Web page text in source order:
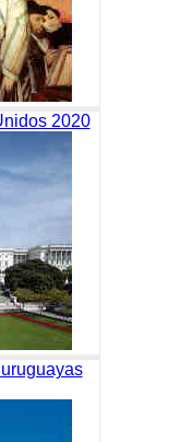
2020